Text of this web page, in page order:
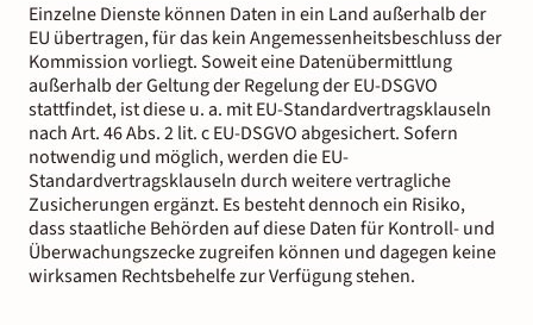
Einzelne Dienste können Daten in ein Land außerhalb der
EU übertragen, für das kein Angemessenheitsbeschluss der
Kommission vorliegt. Soweit eine Datenübermittlung
außerhalb der Geltung der Regelung der EU-DSGVO
stattfindet, ist diese u. a. mit EU-Standardvertragsklauseln
nach Art. 46 Abs. 2 lit. c EU-DSGVO abgesichert. Sofern
notwendig und möglich, werden die EU-
Standardvertragsklauseln durch weitere vertragliche
Zusicherungen ergänzt. Es besteht dennoch ein Risiko,
dass staatliche Behörden auf diese Daten für Kontroll- und
Überwachungszecke zugreifen können und dagegen keine
wirksamen Rechtsbehelfe zur Verfügung stehen.